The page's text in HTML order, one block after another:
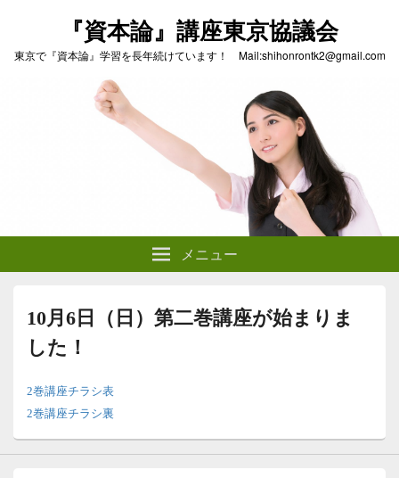
『資本論』講座東京協議会
東京で『資本論』学習を長年続けています！ Mail:shihonrontk2@gmail.com
メニュー
10月6日（日）第二巻講座が始まりま
した！
2巻講座チラシ表
2巻講座チラシ裏